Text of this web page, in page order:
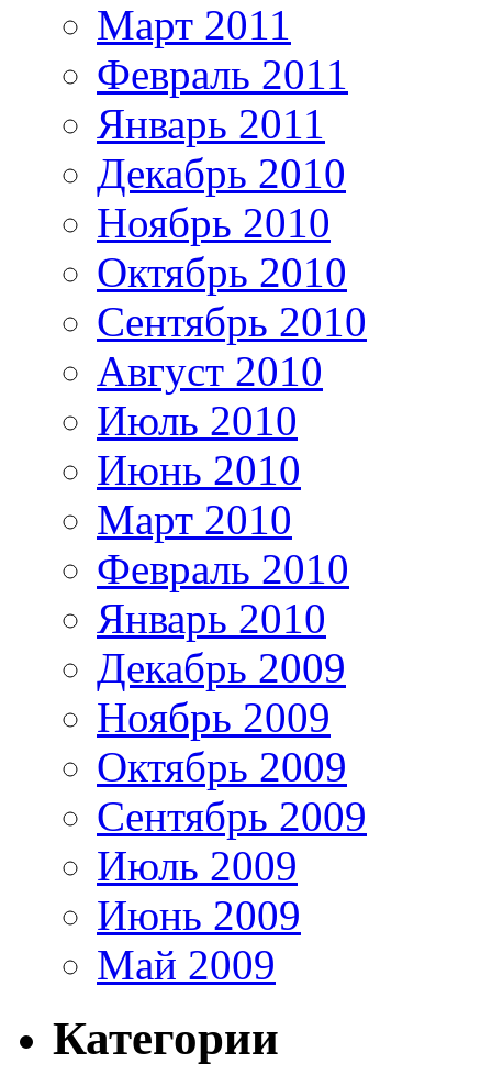
Март 2011
Февраль 2011
Январь 2011
Декабрь 2010
Ноябрь 2010
Октябрь 2010
Сентябрь 2010
Август 2010
Июль 2010
Июнь 2010
Март 2010
Февраль 2010
Январь 2010
Декабрь 2009
Ноябрь 2009
Октябрь 2009
Сентябрь 2009
Июль 2009
Июнь 2009
Май 2009
Категории